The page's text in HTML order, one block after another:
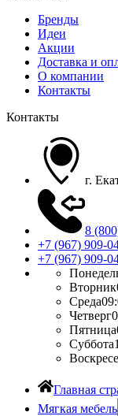
Бренды
Идеи
Акции
Доставка и
О компании
Контакты
Контакты
г.
8
+7 (967) 909-
+7 (967) 909-
Вторник
Среда
Четверг
Пятница
Суббота
Главная
Мягкая мебель